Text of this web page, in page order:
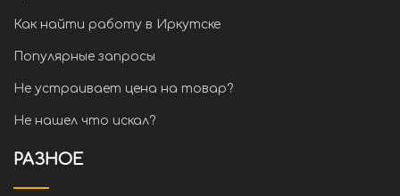
Как найти работу в Иркутске
Популярные запросы
Не устраивает цена на товар?
Не нашел что искал?
РАЗНОЕ